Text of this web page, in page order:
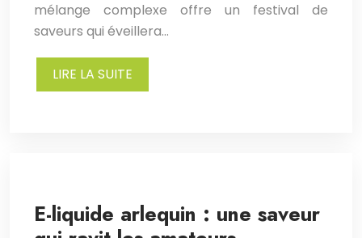
mélange complexe offre un festival de
saveurs qui éveillera…
LIRE LA SUITE
E-liquide arlequin : une saveur